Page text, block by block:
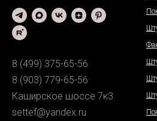
8 (499) 375-65-56
8 (903) 779-65-56
Каширское шоссе 7к3
settef@yandex.ru